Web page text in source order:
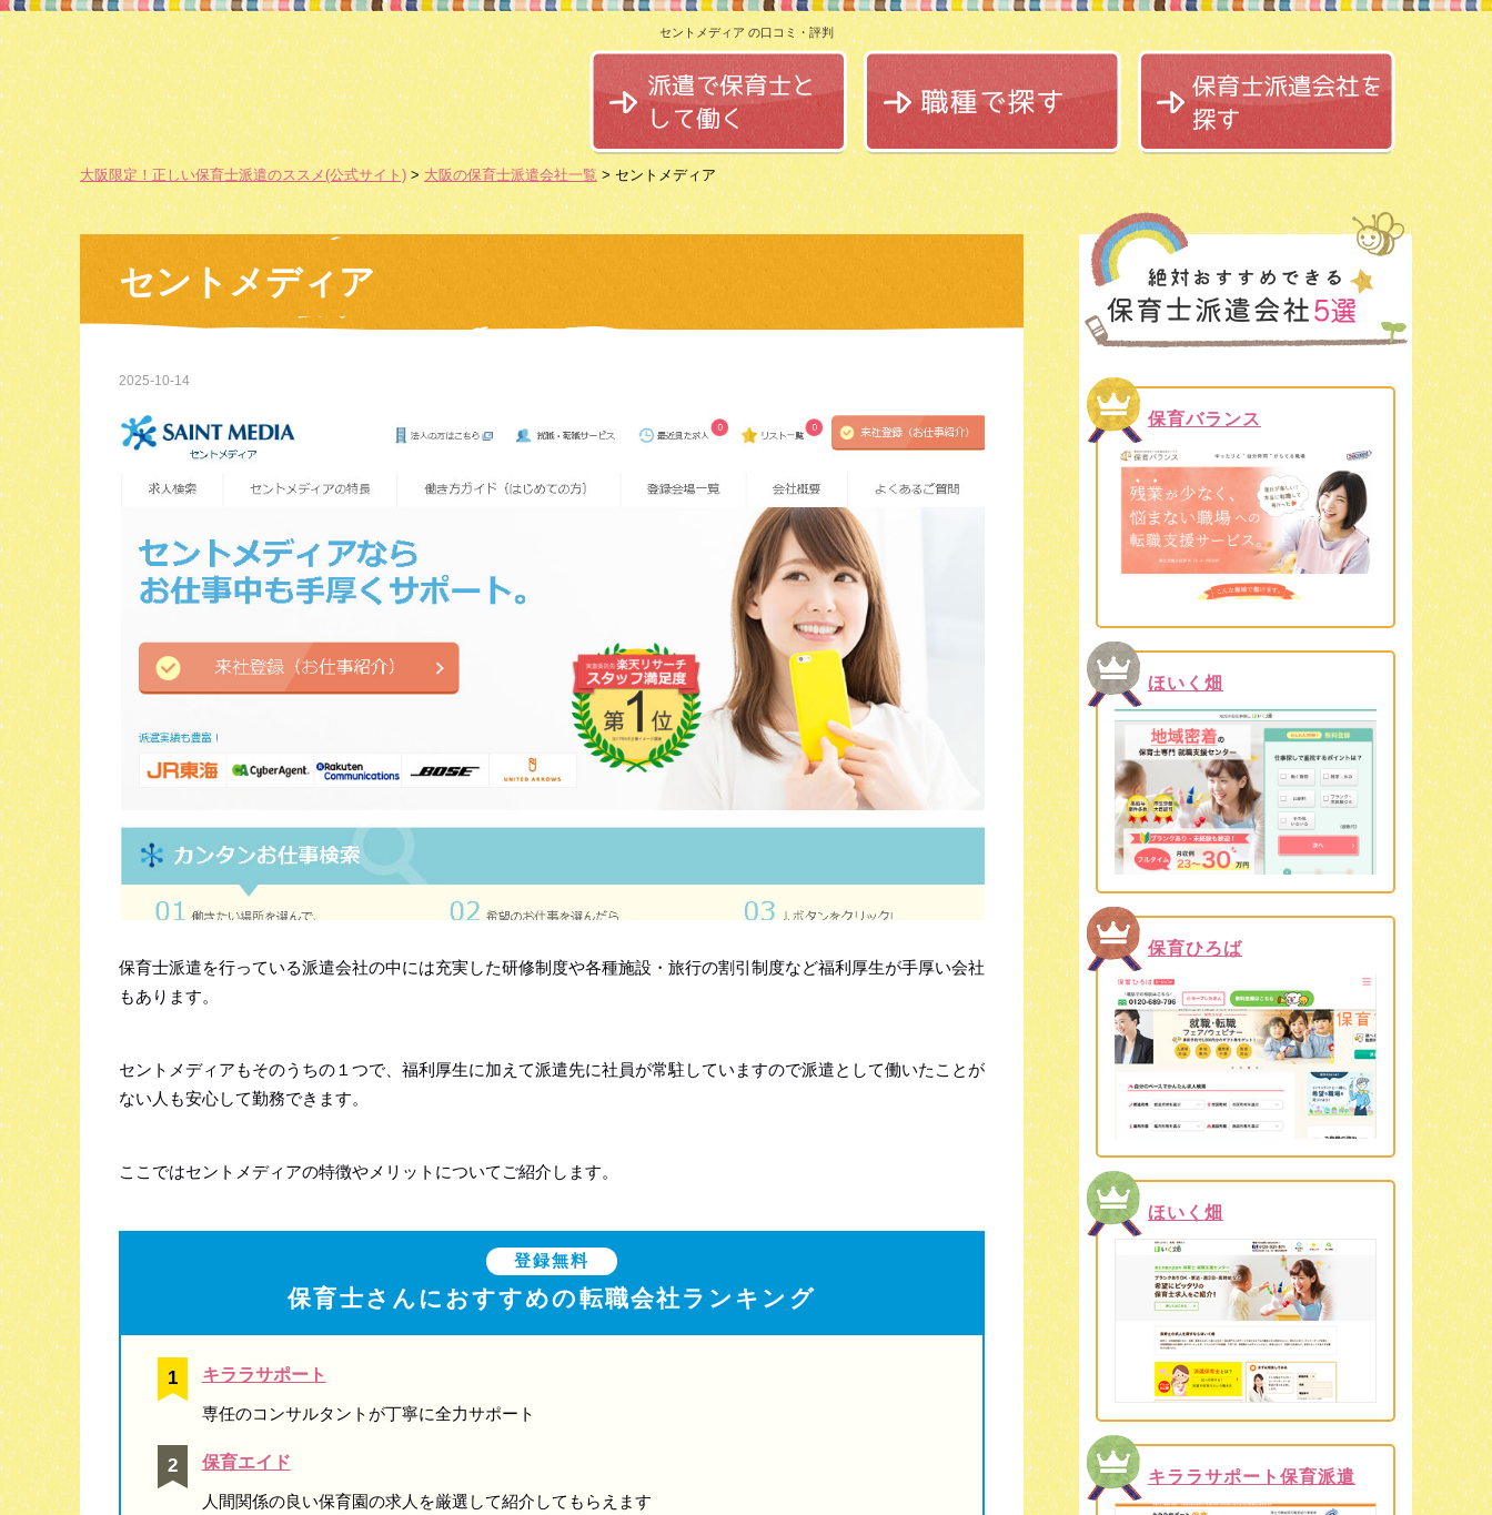
セントメディア の口コミ・評判
大阪限定！正しい保育士派遣のススメ(公式サイト)> 大阪の保育士派遣会社一覧> セントメディア
セントメディア
2025-10-14
保育士派遣を行っている派遣会社の中には充実した研修制度や各種施設・旅行の割引制度など福利厚生が手厚い会社
もあります。
セントメディアもそのうちの１つで、福利厚生に加えて派遣先に社員が常駐していますので派遣として働いたことが
ない人も安心して勤務できます。
ここではセントメディアの特徴やメリットについてご紹介します。
登録無料
保育士さんにおすすめの転職会社ランキング
キララサポート
専任のコンサルタントが丁寧に全力サポート
保育エイド
人間関係の良い保育園の求人を厳選して紹介してもらえます
保育バランス
ほいく畑
保育ひろば
ほいく畑
キララサポート保育派遣